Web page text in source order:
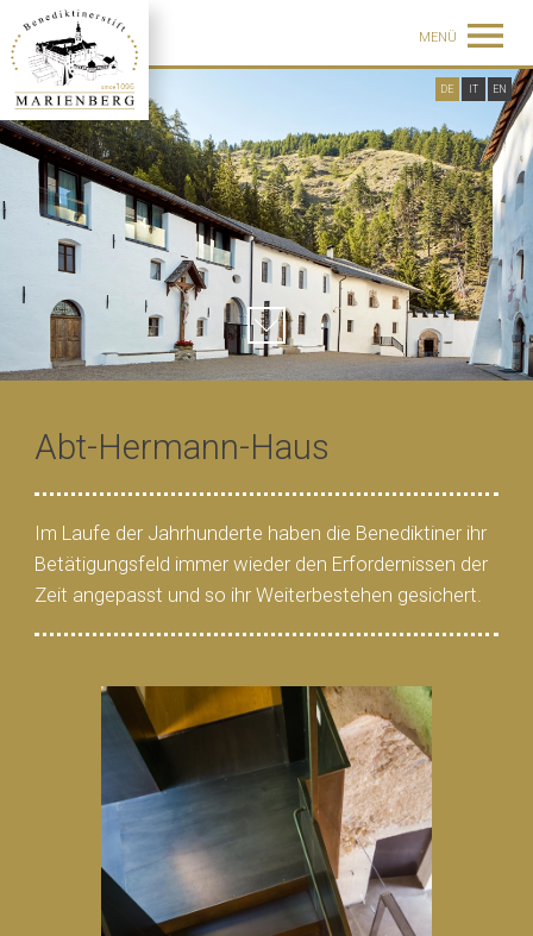
MENÜ
DE IT EN
Abt-Hermann-Haus
Im Laufe der Jahrhunderte haben die Benediktiner ihr
Betätigungsfeld immer wieder den Erfordernissen der
Zeit angepasst und so ihr Weiterbestehen gesichert.